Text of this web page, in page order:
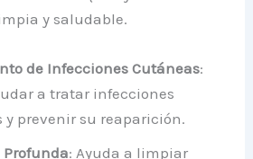
y saludable.
de Infecciones Cutáneas:
a tratar infecciones
y prevenir su reaparición.
: Ayuda a limpiar